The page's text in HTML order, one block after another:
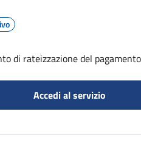
di rateizzazione del
Accedi al servizio